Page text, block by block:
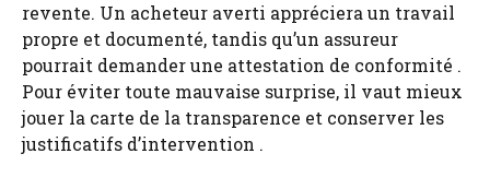
revente. Un acheteur averti appréciera un travail
propre et documenté, tandis qu’un assureur
pourrait demander une attestation de conformité .
Pour éviter toute mauvaise surprise, il vaut mieux
jouer la carte de la transparence et conserver les
justificatifs d’intervention .